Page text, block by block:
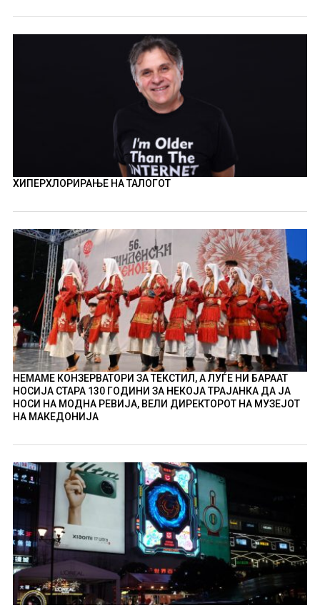
ХИПЕРХЛОРИРАЊЕ НА ТАЛОГОТ
НЕМАМЕ КОНЗЕРВАТОРИ ЗА ТЕКСТИЛ, А ЛУЃЕ НИ БАРААТ
НОСИЈА СТАРА 130 ГОДИНИ ЗА НЕКОЈА ТРАЈАНКА ДА ЈА
НОСИ НА МОДНА РЕВИЈА, ВЕЛИ ДИРЕКТОРОТ НА МУЗЕЈОТ
НА МАКЕДОНИЈА